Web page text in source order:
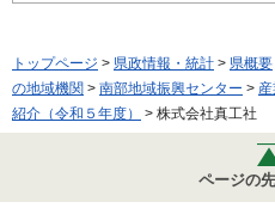
トップページ > 県政情報・統計 > 県概要
の地域機関 > 南部地域振興センター >
紹介（令和５年度）
> 株式会社真工社
ページの